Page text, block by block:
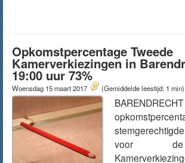
Opkomstpercentage Tweede
Kamerverkiezingen in
19:00 uur 73%
Woensdag 15 maart 2017 (Gemiddelde leestijd: 1 min)
voor de